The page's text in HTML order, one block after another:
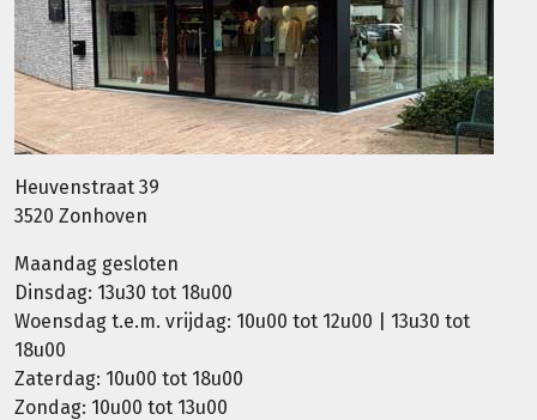
Heuvenstraat 39
3520 Zonhoven
Maandag gesloten
Dinsdag: 13u30 tot 18u00
Woensdag t.e.m. vrijdag: 10u00 tot 12u00 | 13u30 tot
18u00
Zaterdag: 10u00 tot 18u00
Zondag: 10u00 tot 13u00